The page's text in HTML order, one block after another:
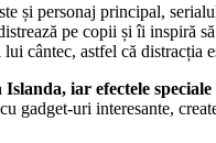
și personaj principal,
pe copii și îi inspiră
cântec, astfel că distracția
iar efectele
gadget-uri interesante,